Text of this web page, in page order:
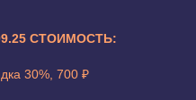
СТОИМОСТЬ:
30%, 700 ₽